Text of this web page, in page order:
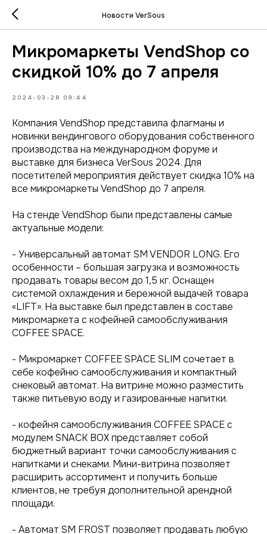
Новости VerSous
Микромаркеты VendShop со
скидкой 10% до 7 апреля
2024-03-28 09:44
Компания VendShop представила флагманы и
новинки вендингового оборудования собственного
производства на международном форуме и
выставке для бизнеса VerSous 2024. Для
посетителей мероприятия действует скидка 10% на
все микромаркеты VendShop до 7 апреля.
На стенде VendShop были представлены самые
актуальные модели:
- Универсальный автомат SM VENDOR LONG. Его
особенности – большая загрузка и возможность
продавать товары весом до 1,5 кг. Оснащен
системой охлаждения и бережной выдачей товара
«LIFT». На выставке был представлен в составе
микромаркета с кофейней самообслуживания
COFFEE SPACE.
- Микромаркет COFFEE SPACE SLIM сочетает в
себе кофейню самообслуживания и компактный
снековый автомат. На витрине можно разместить
также питьевую воду и газированные напитки.
- кофейня самообслуживания COFFEE SPACE с
модулем SNACK BOX представляет собой
бюджетный вариант точки самообслуживания с
напитками и снеками. Мини-витрина позволяет
расширить ассортимент и получить больше
клиентов, не требуя дополнительной арендной
площади.
- Автомат SM FROST позволяет продавать любую